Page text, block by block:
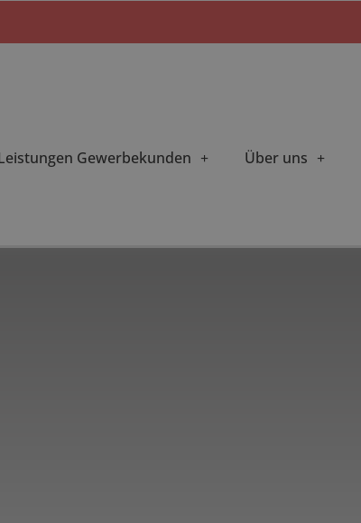
Gewerbekunden Über uns